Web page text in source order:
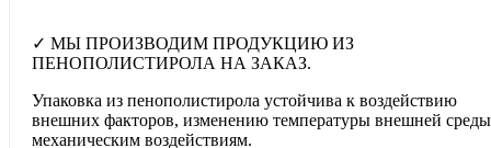
✓ МЫ ПРОИЗВОДИМ ПРОДУКЦИЮ ИЗ
ПЕНОПОЛИСТИРОЛА НА ЗАКАЗ.
Упаковка из пенополистирола устойчива к воздействию
внешних факторов, изменению температуры внешней
механическим воздействиям.